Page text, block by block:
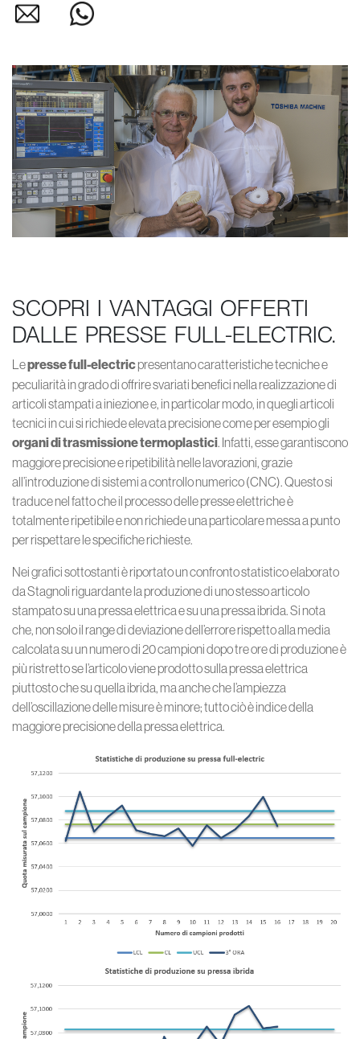
SCOPRI I VANTAGGI OFFERTI
DALLE PRESSE FULL-ELECTRIC.
Lepresse full-electricpresentano caratteristiche tecniche e
peculiarità in grado di offrire svariati benefici nella realizzazione di
articoli stampati a iniezione e, in particolar modo, in quegli articoli
tecnici in cui si richiede elevata precisione come per esempio gli
organi di trasmissione termoplastici. Infatti, esse garantiscono
maggiore precisione e ripetibilità nelle lavorazioni, grazie
all’introduzione di sistemi a controllo numerico (CNC). Questo si
traduce nel fatto che il processo delle presse elettriche è
totalmente ripetibile e non richiede una particolare messa a punto
per rispettare le specifiche richieste.
Nei grafici sottostanti è riportato un confronto statistico elaborato
da Stagnoli riguardante la produzione di uno stesso articolo
stampato su una pressa elettrica e su una pressa ibrida. Si nota
che, non solo il range di deviazione dell’errore rispetto alla media
calcolata su un numero di 20 campioni dopo tre ore di produzione è
più ristretto se l’articolo viene prodotto sulla pressa elettrica
piuttosto che su quella ibrida, ma anche che l’ampiezza
dell’oscillazione delle misure è minore; tutto ciò è indice della
maggiore precisione della pressa elettrica.